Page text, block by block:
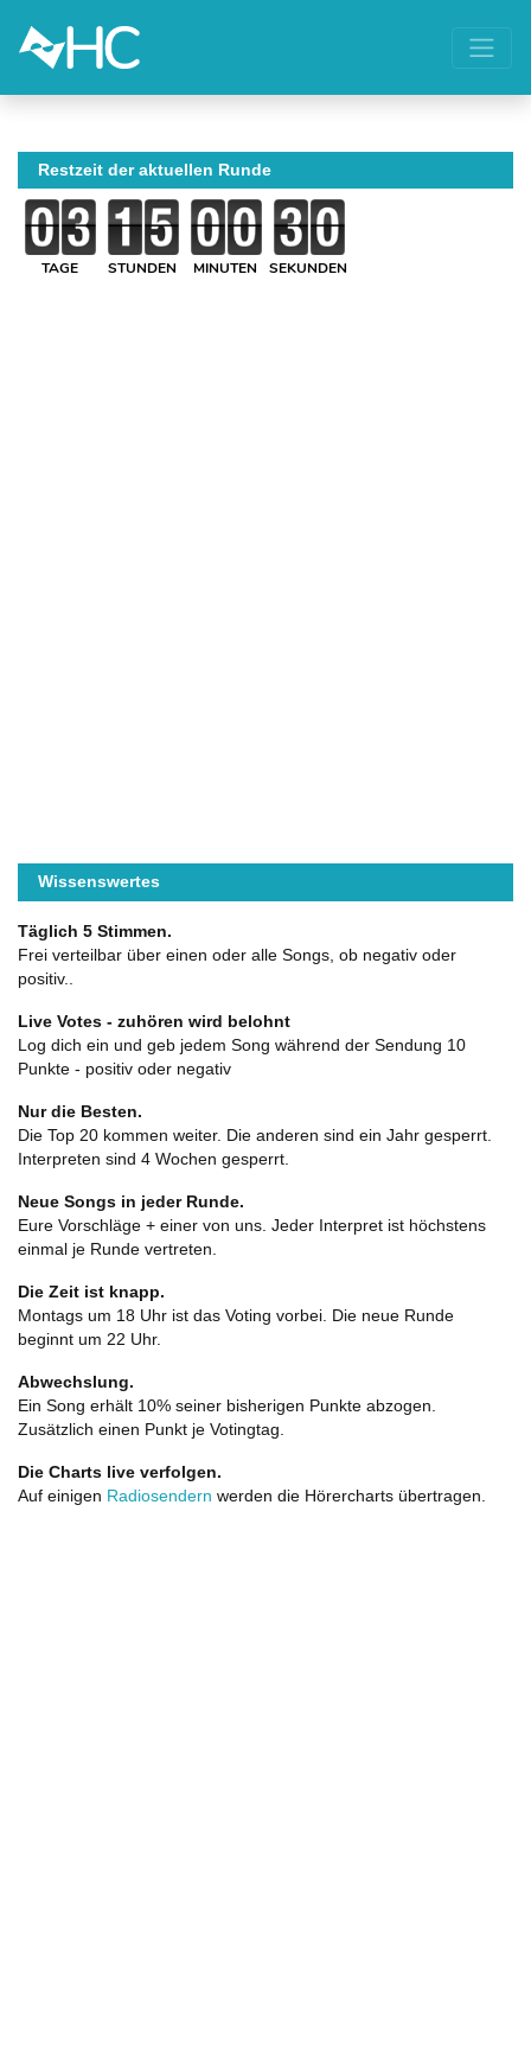
Restzeit der aktuellen Runde
TAGE STUNDEN MINUTEN SEKUNDEN
Wissenswertes
Täglich 5 Stimmen.
Frei verteilbar über einen oder alle Songs, ob negativ oder
positiv..
Live Votes - zuhören wird belohnt
Log dich ein und geb jedem Song während der Sendung 10
Punkte - positiv oder negativ
Nur die Besten.
Die Top 20 kommen weiter. Die anderen sind ein Jahr gesperrt.
Interpreten sind 4 Wochen gesperrt.
Neue Songs in jeder Runde.
Eure Vorschläge + einer von uns. Jeder Interpret ist höchstens
einmal je Runde vertreten.
Die Zeit ist knapp.
Montags um 18 Uhr ist das Voting vorbei. Die neue Runde
beginnt um 22 Uhr.
Abwechslung.
Ein Song erhält 10% seiner bisherigen Punkte abzogen.
Zusätzlich einen Punkt je Votingtag.
Die Charts live verfolgen.
Auf einigen Radiosendern werden die Hörercharts übertragen.